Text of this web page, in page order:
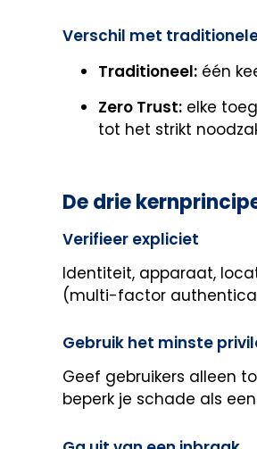
Verschil met
Traditioneel: één
Zero Trust: elke
tot het strikt
De drie
Verifieer expliciet
Identiteit, apparaat,
(multi-factor
Gebruik het minste
Geef gebruikers alleen
beperk je schade als